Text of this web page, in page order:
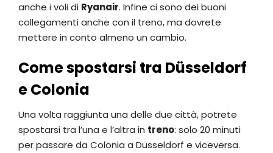
anche i voli di Ryanair. Infine ci sono dei buoni
collegamenti anche con il treno, ma dovrete
mettere in conto almeno un cambio.
Come spostarsi tra Düsseldorf
e Colonia
Una volta raggiunta una delle due città, potrete
spostarsi tra l’una e l’altra in treno: solo 20 minuti
per passare da Colonia a Dusseldorf e viceversa.